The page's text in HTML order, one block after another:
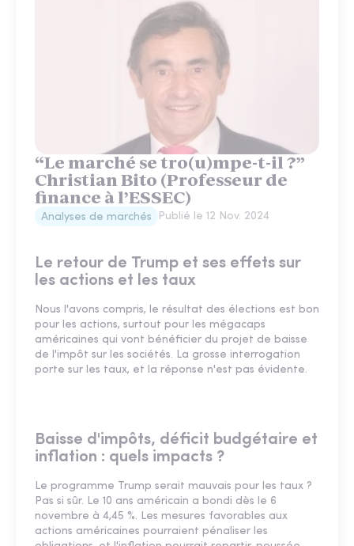
“Le marché se tro(u)mpe-t-il ?”
Christian Bito (Professeur de
finance à l’ESSEC)
Analyses de marchés Publié le 12 Nov. 2024
Le retour de Trump et ses effets sur
les actions et les taux
Nous l'avons compris, le résultat des élections est bon
pour les actions, surtout pour les mégacaps
américaines qui vont bénéficier du projet de baisse
de l'impôt sur les sociétés. La grosse interrogation
porte sur les taux, et la réponse n'est pas évidente.
Baisse d'impôts, déficit budgétaire et
inflation : quels impacts ?
Le programme Trump serait mauvais pour les taux ?
Pas si sûr. Le 10 ans américain a bondi dès le 6
novembre à 4,45 %. Les mesures favorables aux
actions américaines pourraient pénaliser les